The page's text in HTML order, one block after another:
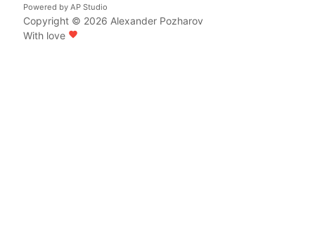
Powered by AP Studio
Copyright © 2026 Alexander Pozharov
With love favorite